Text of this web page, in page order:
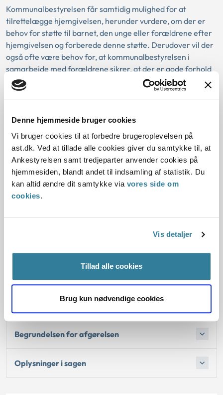
Denne hjemmeside bruger cookies
Vi bruger cookies til at forbedre brugeroplevelsen på
ast.dk. Ved at tillade alle cookies giver du samtykke til, at
Ankestyrelsen samt tredjeparter anvender cookies på
hjemmesiden, blandt andet til indsamling af statistik. Du
kan altid ændre dit samtykke via vores side om
cookies.
Vis detaljer
Tillad alle cookies
Brug kun nødvendige cookies
Kommunalbestyrelsen får samtidig mulighed for at
tilrettelægge hjemgivelsen, herunder vurdere, om der er
behov for støtte til barnet, den unge eller forældrene efter
hjemgivelsen og forberede denne støtte. Derudover vil der
også ofte være behov for, at kommunalbestyrelsen i
samarbejde med forældrene sikrer, at der er gode forhold
for barnet efter hjemgivelsen i form af passende skole og
fritidstilbud straks efter hjemgivelsen.
Kommunalbestyrelsen får også mulighed for at overveje,
om en hjemgivelsesperiode skal benyttes til at vurdere, om
sagen skal forelægges børn og unge-udvalget med henblik
på afgørelse om tvangsmæssig anbringelse.
Lov:
Afgørelse:
4. Den konkrete afgørelse
Begrundelsen for afgørelsen
Oplysninger i sagen